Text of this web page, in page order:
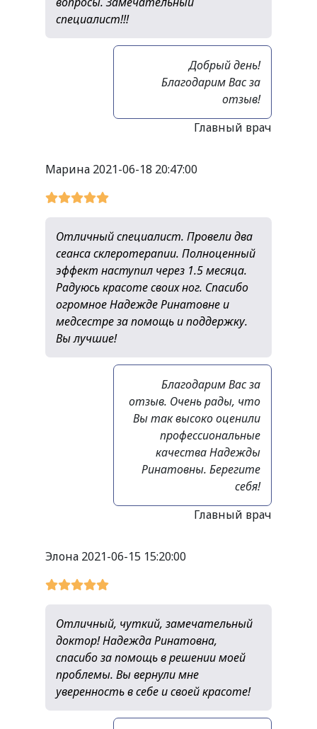
специалист!!!
Добрый день!
Благодарим Вас за
отзыв!
Главный врач
Марина 2021-06-18 20:47:00
Отличный специалист. Провели два
сеанса склеротерапии. Полноценный
эффект наступил через 1.5 месяца.
Радуюсь красоте своих ног. Спасибо
огромное Надежде Ринатовне и
медсестре за помощь и поддержку.
Вы лучшие!
Благодарим Вас за
отзыв. Очень рады, что
Вы так высоко оценили
профессиональные
качества Надежды
Ринатовны. Берегите
себя!
Главный врач
Элона 2021-06-15 15:20:00
Отличный, чуткий, замечательный
доктор! Надежда Ринатовна,
спасибо за помощь в решении моей
проблемы. Вы вернули мне
уверенность в себе и своей красоте!